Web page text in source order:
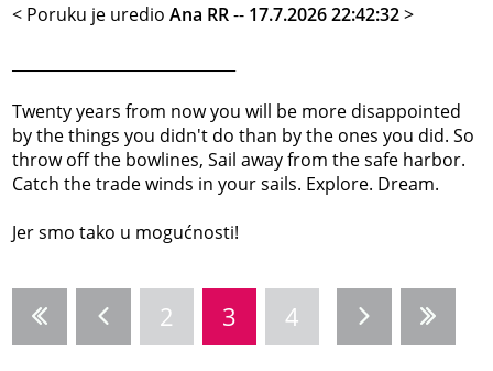
< Poruku je uredioAna RR-- 17.7.2026 22:42:32>
Twenty years from now you will be more disappointed
by the things you didn't do than by the ones you did. So
throw off the bowlines, Sail away from the safe harbor.
Catch the trade winds in your sails. Explore. Dream.
Jer smo tako u mogućnosti!
2 3 4